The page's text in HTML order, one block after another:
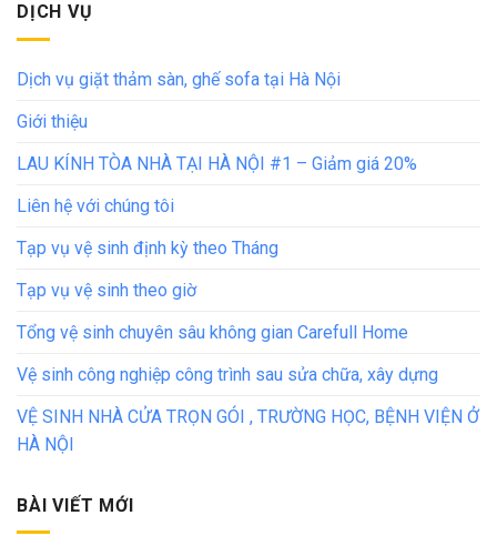
DỊCH VỤ
Dịch vụ giặt thảm sàn, ghế sofa tại Hà Nội
Giới thiệu
LAU KÍNH TÒA NHÀ TẠI HÀ NỘI #1 – Giảm giá 20%
Liên hệ với chúng tôi
Tạp vụ vệ sinh định kỳ theo Tháng
Tạp vụ vệ sinh theo giờ
Tổng vệ sinh chuyên sâu không gian Carefull Home
Vệ sinh công nghiệp công trình sau sửa chữa, xây dựng
VỆ SINH NHÀ CỬA TRỌN GÓI , TRƯỜNG HỌC, BỆNH VIỆN Ở
HÀ NỘI
BÀI VIẾT MỚI